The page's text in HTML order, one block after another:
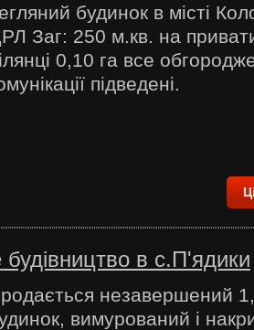
будинок в місті
Заг: 250 м.кв. на
0,10 га все
підведені.
в с.П'ядики
незавершений
вимурований і